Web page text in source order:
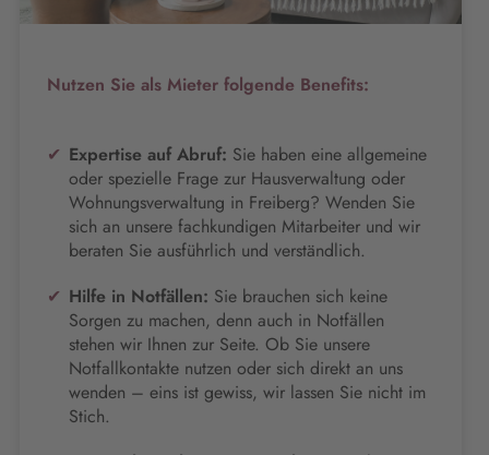
Nutzen Sie als Mieter folgende Benefits:
Expertise auf Abruf: Sie haben eine allgemeine
oder spezielle Frage zur Hausverwaltung oder
Wohnungsverwaltung in Freiberg? Wenden Sie
sich an unsere fachkundigen Mitarbeiter und wir
beraten Sie ausführlich und verständlich.
Hilfe in Notfällen: Sie brauchen sich keine
Sorgen zu machen, denn auch in Notfällen
stehen wir Ihnen zur Seite. Ob Sie unsere
Notfallkontakte nutzen oder sich direkt an uns
wenden – eins ist gewiss, wir lassen Sie nicht im
Stich.